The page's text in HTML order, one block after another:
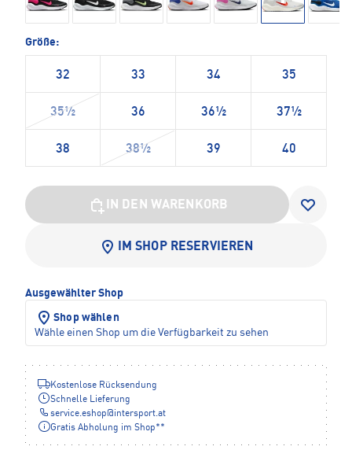
Größe:
32 33 34 35
35½ 36 36½ 37½
38 38½ 39 40
IN DEN WARENKORB
IM SHOP RESERVIEREN
Ausgewählter Shop
Shop wählen
Wähle einen Shop um die Verfügbarkeit zu sehen
Kostenlose Rücksendung
Schnelle Lieferung
service.eshop@ intersport.at
Gratis Abholung im Shop**